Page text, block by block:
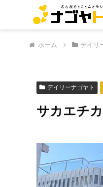
ホーム デイリ
デイリーナゴヤト
サカエチ